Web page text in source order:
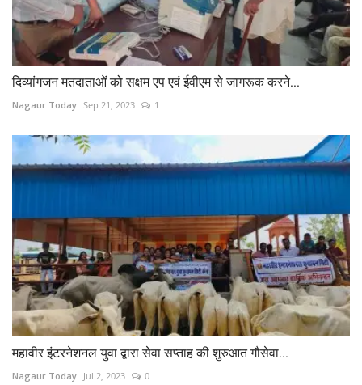
दिव्यांगजन मतदाताओं को सक्षम एप एवं ईवीएम से जागरूक करने...
Nagaur Today Sep 21, 2023 1
महावीर इंटरनेशनल युवा द्वारा सेवा सप्ताह की शुरुआत गौसेवा...
Nagaur Today Jul 2, 2023 0